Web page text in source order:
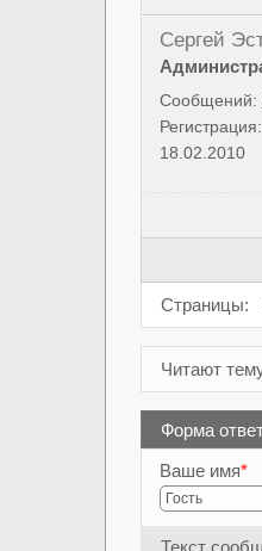
Сергей
Сообщений:
Регистрация:
18.02.2010
Страницы:
Читают
Форма
Ваше имя*